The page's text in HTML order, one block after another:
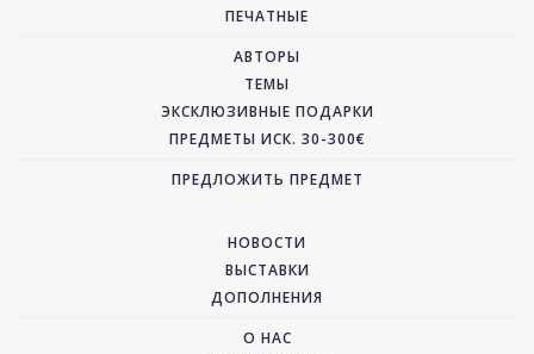
ПЕЧАТНЫЕ
АВТОРЫ
ТЕМЫ
ЭКСКЛЮЗИВНЫЕ ПОДАРКИ
ПРЕДМЕТЫ ИСК. 30-300€
ПРЕДЛОЖИТЬ ПРЕДМЕТ
НОВОСТИ
ВЫСТАВКИ
ДОПОЛНЕНИЯ
О НАС